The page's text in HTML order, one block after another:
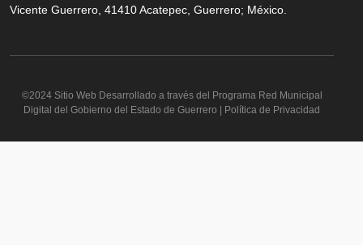
Vicente Guerrero, 41410 Acatepec, Guerrero; México.
©2024 Sitio Web Desarrollado a través del Programa Red Municipal
Digital del Gobierno del Estado de Guerrero | Política de Privacidad